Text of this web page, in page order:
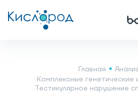
Главная
Комплексные генетические
Тестикулярное нарушение